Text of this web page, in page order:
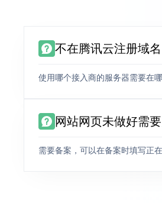
不在腾讯云注册域
使用哪个接入商的服务器需要在
网站网页未做好需
需要备案，可以在备案时填写正